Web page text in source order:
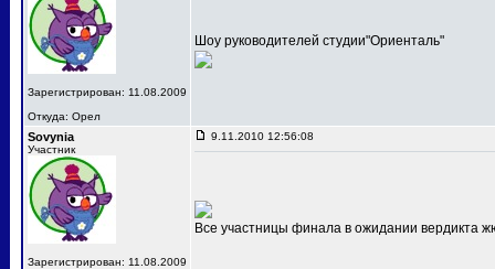
Зарегистрирован: 11.08.2009
Откуда: Орел
Шоу руководителей студии"Ориенталь"
Sovynia
Участник
Зарегистрирован: 11.08.2009
9.11.2010 12:56:08
Все участницы финала в ожидании вердикта